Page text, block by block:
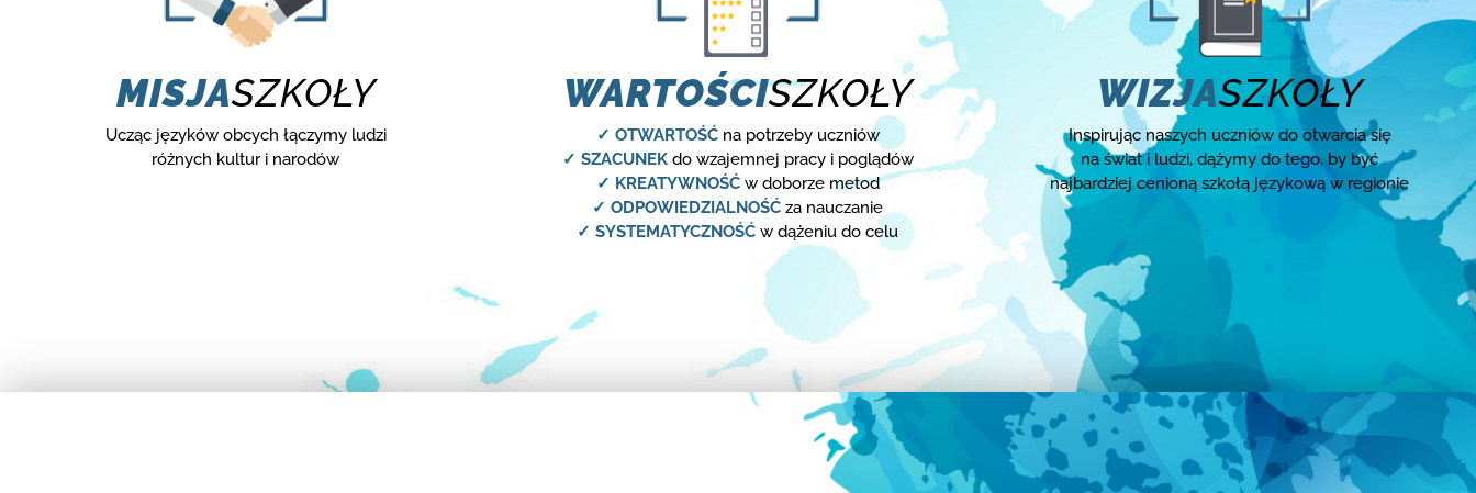
MISJASZKOŁY
Ucząc języków obcych łączymy ludzi
różnych kultur i narodów
WARTOŚCISZKOŁY
✓ OTWARTOŚĆna potrzeby uczniów
✓ SZACUNEKdo wzajemnej pracy i poglądów
✓ KREATYWNOŚĆw doborze metod
✓ ODPOWIEDZIALNOŚĆ za nauczanie
✓ SYSTEMATYCZNOŚĆ w dążeniu do celu
WIZJASZKOŁY
Inspirując naszych uczniów do otwarcia się
na świat i ludzi, dążymy do tego, by być
najbardziej cenioną szkołą językową w regionie